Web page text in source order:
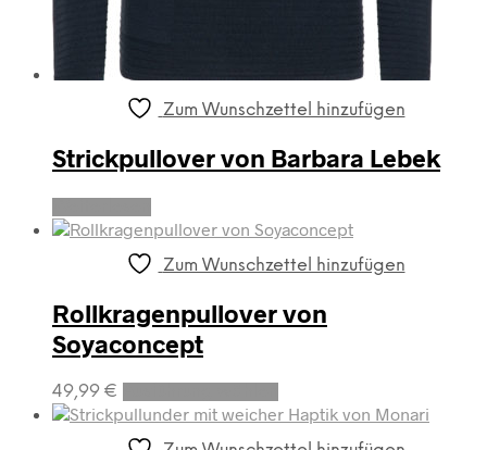
Zum Wunschzettel hinzufügen
Strickpullover von Barbara Lebek
Zum Wunschzettel hinzufügen
Rollkragenpullover von
Soyaconcept
49,99 €
Dieses
Produkt
weist